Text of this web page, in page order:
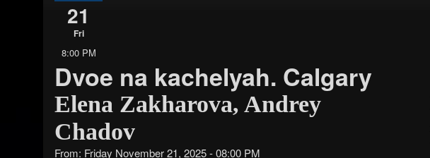
21
Fri
8:00 PM
Dvoe na kachelyah. Calgary
Elena Zakharova, Andrey
Chadov
From: Friday November 21, 2025 - 08:00 PM